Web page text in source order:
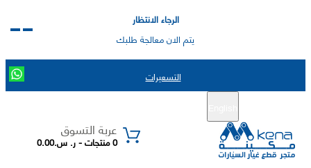
الرجاء الانتظار
يتم الان معالجة طلبك
التسعيرات
عربة التسوق
0 منتجات - ر. س.0.00